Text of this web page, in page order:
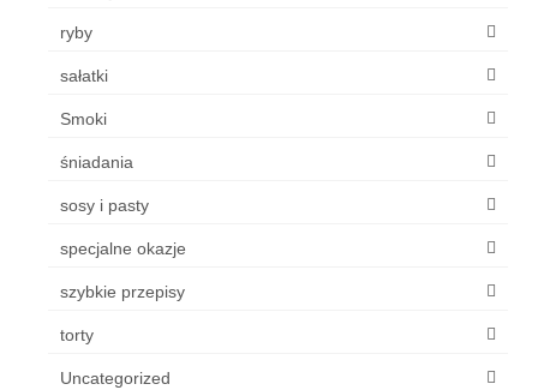
ryby
sałatki
Smoki
śniadania
sosy i pasty
specjalne okazje
szybkie przepisy
torty
Uncategorized